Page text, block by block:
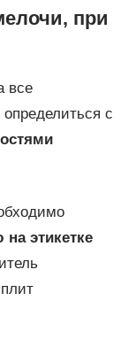
при
все
с
этикетке